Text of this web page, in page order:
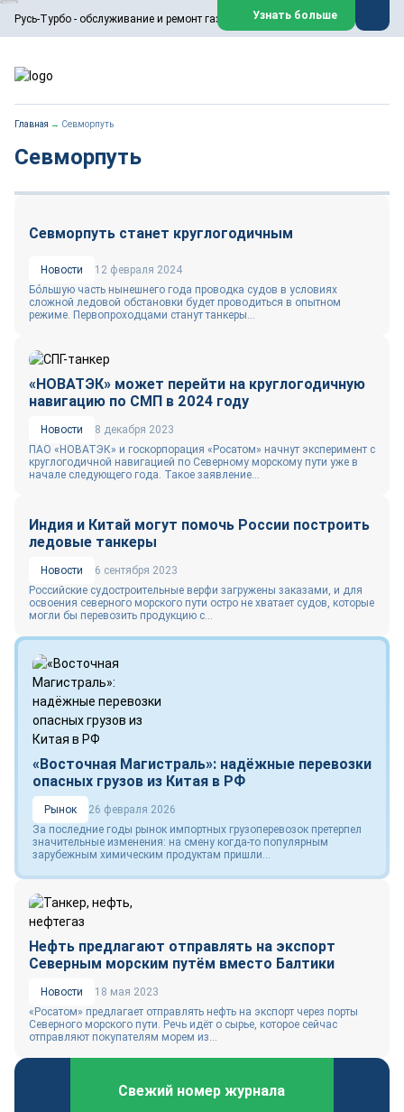
Русь-Турбо - обслуживание и ремонт газовых паровых турбин
ООО «Русь-Турбо» занимается сервисом газовых и паровых
турбин, комплексным ремонтом, восстановлением,
техническим обслуживанием оборудования ТЭС,
работают на нефтегазовых, нефтехимических,
металлургических и других предприятиях.
Реклама. ООО «Русь-Турбо», ИНН 7802588950
Перейти на сайт
Узнать больше
Главная → Севморпуть
Севморпуть
Севморпуть станет круглогодичным
Новости
12 февраля 2024
Бóльшую часть нынешнего года проводка судов в условиях
сложной ледовой обстановки будет проводиться в опытном
режиме. Первопроходцами станут танкеры...
«НОВАТЭК» может перейти на круглогодичную
навигацию по СМП в 2024 году
Новости
8 декабря 2023
ПАО «НОВАТЭК» и госкорпорация «Росатом» начнут эксперимент с
круглогодичной навигацией по Северному морскому пути уже в
начале следующего года. Такое заявление...
Индия и Китай могут помочь России построить
ледовые танкеры
Новости
6 сентября 2023
Российские судостроительные верфи загружены заказами, и для
освоения северного морского пути остро не хватает судов, которые
могли бы перевозить продукцию с...
«Восточная Магистраль»: надёжные перевозки
опасных грузов из Китая в РФ
Рынок
26 февраля 2026
За последние годы рынок импортных грузоперевозок претерпел
значительные изменения: на смену когда-то популярным
зарубежным химическим продуктам пришли...
Нефть предлагают отправлять на экспорт
Северным морским путём вместо Балтики
Новости
18 мая 2023
«Росатом» предлагает отправлять нефть на экспорт через порты
Северного морского пути. Речь идёт о сырье, которое сейчас
отправляют покупателям морем из...
Свежий номер журнала